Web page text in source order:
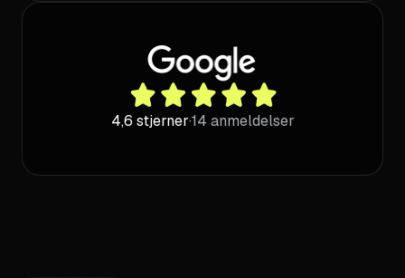
Verificeret Trustpilot-anmeldelse
samarbejdet med River Online og
4,6 stjerner·14 anmeldelser